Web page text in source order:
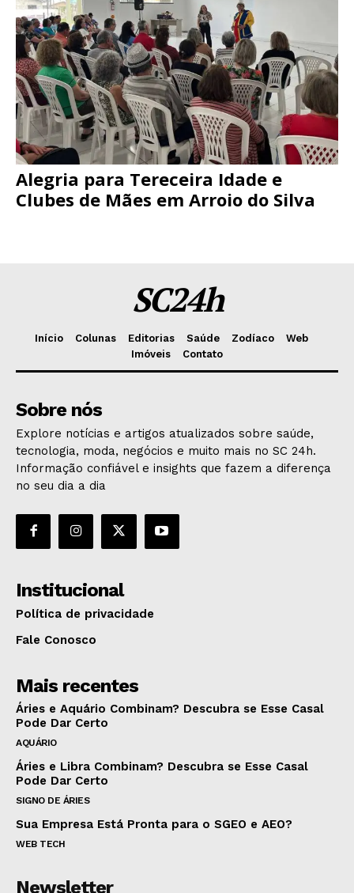
Alegria para Tereceira Idade e
Clubes de Mães em Arroio do Silva
SC24h
Início Colunas Editorias Saúde Zodíaco
Web
Imóveis
Contato
Sobre nós
Explore notícias e artigos atualizados sobre saúde,
tecnologia, moda, negócios e muito mais no SC 24h.
Informação confiável e insights que fazem a diferença
no seu dia a dia
Institucional
Política de privacidade
Fale Conosco
Mais recentes
Áries e Aquário Combinam? Descubra se Esse Casal
Pode Dar Certo
AQUÁRIO
Áries e Libra Combinam? Descubra se Esse Casal
Pode Dar Certo
SIGNO DE ÁRIES
Sua Empresa Está Pronta para o SGEO e AEO?
WEB TECH
Newsletter